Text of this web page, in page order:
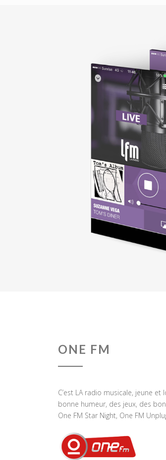
ONE FM
C’est LA radio musicale, jeune
bonne humeur, des jeux, des
One FM Star Night, One FM